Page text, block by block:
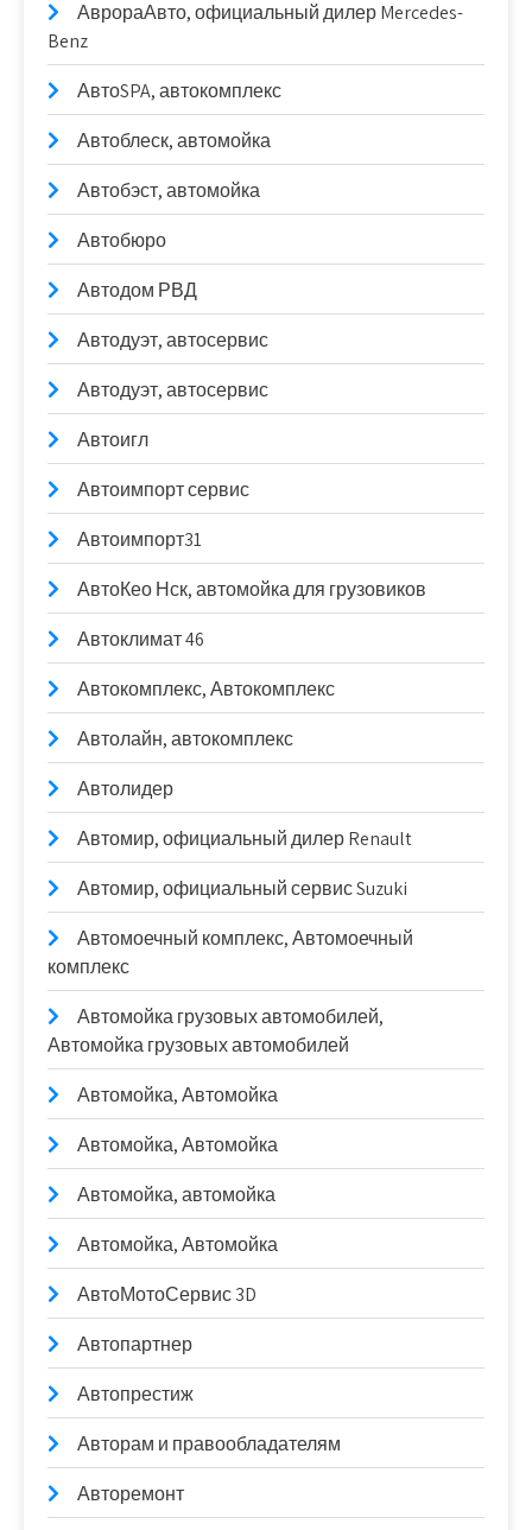
АврораАвто, официальный дилер Mercedes-
Benz
АвтоSPA, автокомплекс
Автоблеск, автомойка
Автобэст, автомойка
Автобюро
Автодом РВД
Автодуэт, автосервис
Автодуэт, автосервис
Автоигл
Автоимпорт сервис
Автоимпорт31
АвтоКео Нск, автомойка для грузовиков
Автоклимат 46
Автокомплекс, Автокомплекс
Автолайн, автокомплекс
Автолидер
Автомир, официальный дилер Renault
Автомир, официальный сервис Suzuki
Автомоечный комплекс, Автомоечный
комплекс
Автомойка грузовых автомобилей,
Автомойка грузовых автомобилей
Автомойка, Автомойка
Автомойка, Автомойка
Автомойка, автомойка
Автомойка, Автомойка
АвтоМотоСервис 3D
Автопартнер
Автопрестиж
Авторам и правообладателям
Авторемонт